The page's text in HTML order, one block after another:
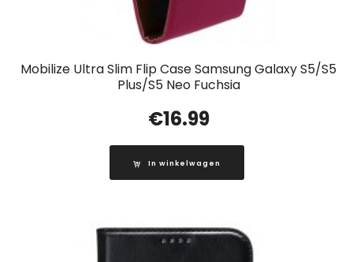
Mobilize Ultra Slim Flip Case Samsung Galaxy S5/S5
Plus/S5 Neo Fuchsia
€16.99
In winkelwagen